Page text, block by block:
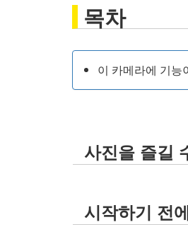
목차
이 카메라에 기능
사진을 즐길
시작하기 전